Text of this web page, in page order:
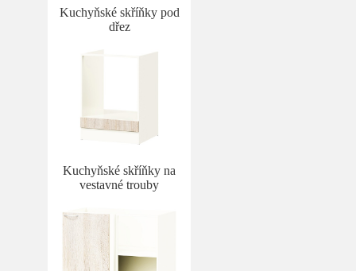
Kuchyňské skříňky pod
dřez
Kuchyňské skříňky na
vestavné trouby